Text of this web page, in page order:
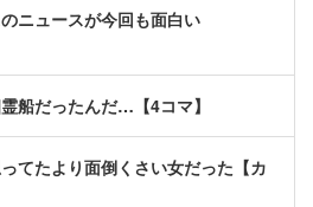
ニュースが今回も面白い
船だったんだ…【4コマ】
てたより面倒くさい女だった【カ